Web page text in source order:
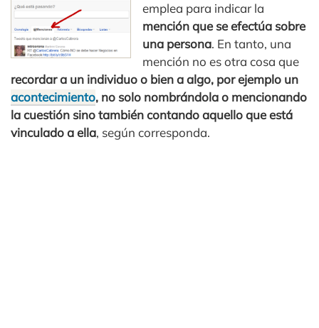
emplea para indicar la
mención que se efectúa sobre
una persona. En tanto, una
mención no es otra cosa que
recordar a un individuo o bien a algo, por ejemplo un
acontecimiento, no solo nombrándola o mencionando
la cuestión sino también contando aquello que está
vinculado a ella, según corresponda.